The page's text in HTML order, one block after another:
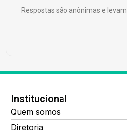
Respostas são anônimas e
Institucional
Quem somos
Diretoria